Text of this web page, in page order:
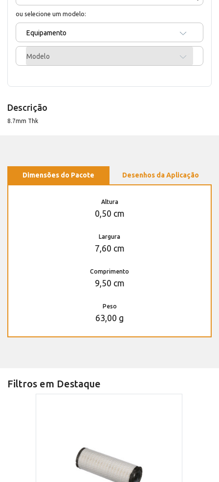
ou selecione um modelo:
Equipamento
Modelo
Descrição
8.7mm Thk
Dimensões do Pacote Desenhos da Aplicação
Altura
0,50 cm
Largura
7,60 cm
Comprimento
9,50 cm
Peso
63,00 g
Filtros em Destaque